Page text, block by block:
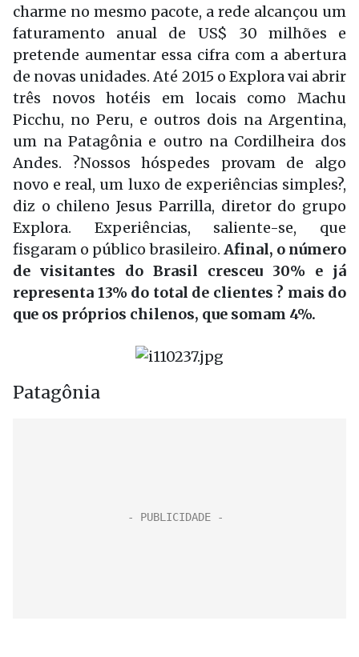
charme no mesmo pacote, a rede alcançou um
faturamento anual de US$ 30 milhões e
pretende aumentar essa cifra com a abertura
de novas unidades. Até 2015 o Explora vai abrir
três novos hotéis em locais como Machu
Picchu, no Peru, e outros dois na Argentina,
um na Patagônia e outro na Cordilheira dos
Andes. ?Nossos hóspedes provam de algo
novo e real, um luxo de experi­ências simples?,
diz o chileno Jesus Parrilla, diretor do grupo
Explora. Experiências, saliente-se, que
fisgaram o público brasileiro. Afinal, o número
de visitantes do Brasil cresceu 30% e já
representa 13% do total de clientes ? mais do
que os próprios chilenos, que somam 4%.
Patagônia